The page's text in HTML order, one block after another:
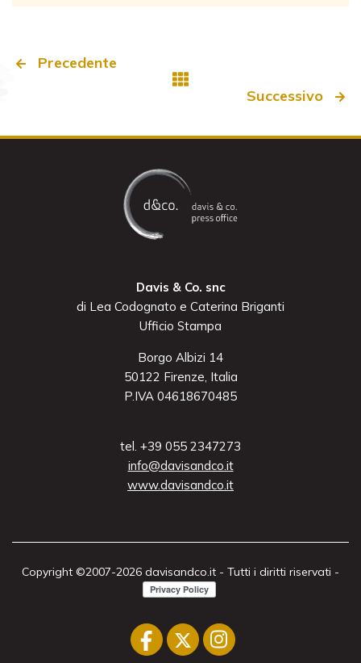
Precedente
Successivo
Davis & Co. snc
di Lea Codognato e Caterina Briganti
Ufficio Stampa
Borgo Albizi 14
50122 Firenze, Italia
P.IVA 04618670485
tel. +39 055 2347273
info@davisandco.it
www.davisandco.it
Copyright ©2007-2026 davisandco.it - Tutti i diritti riservati -